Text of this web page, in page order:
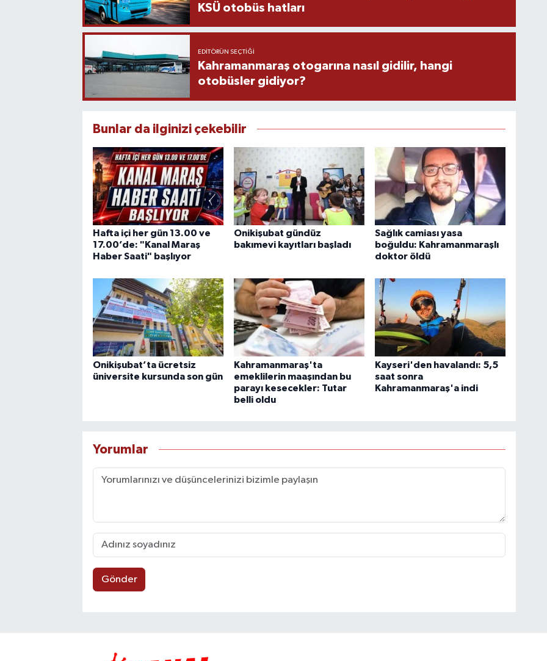
KSÜ otobüs hatları
EDITÖRÜN SEÇTIĞI
Kahramanmaraş otogarına nasıl gidilir, hangi
otobüsler gidiyor?
Bunlar da ilginizi çekebilir
Hafta içi her gün 13.00 ve
17.00’de: "Kanal Maraş
Haber Saati" başlıyor
Onikişubat gündüz
bakımevi kayıtları başladı
Sağlık camiası yasa
boğuldu: Kahramanmaraşlı
doktor öldü
Onikişubat’ta ücretsiz
üniversite kursunda son gün
Kahramanmaraş'ta
emeklilerin maaşından bu
parayı kesecekler: Tutar
belli oldu
Kayseri'den havalandı: 5,5
saat sonra
Kahramanmaraş'a indi
Yorumlar
Gönder